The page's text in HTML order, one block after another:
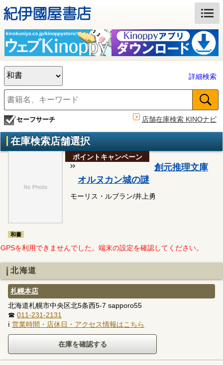
詳細検索
セーフサーチ 店舗在庫検索 KINOナビ
在庫検索店舗選択
和書
ポイントキャンペーン
創元推理文庫
オルヌカン城の謎
モーリス・ルブラン/井上勇
GPSを利用できませんでした。端末の設定を確認してください。
北海道
札幌本店
北海道札幌市中央区北5条西5-7 sapporo55
☎ 011-231-2131
ℹ 営業時間・店休日・アクセス情報はこちら